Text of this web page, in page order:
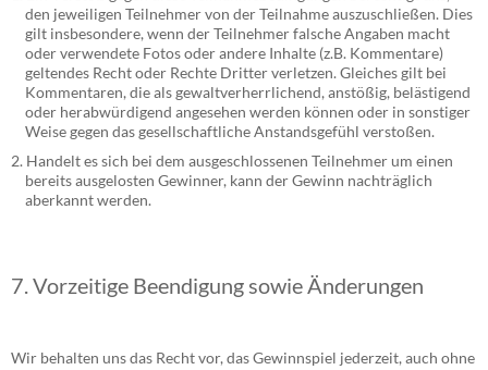
den jeweiligen Teilnehmer von der Teilnahme auszuschließen. Dies
gilt insbesondere, wenn der Teilnehmer falsche Angaben macht
oder verwendete Fotos oder andere Inhalte (z.B. Kommentare)
geltendes Recht oder Rechte Dritter verletzen. Gleiches gilt bei
Kommentaren, die als gewaltverherrlichend, anstößig, belästigend
oder herabwürdigend angesehen werden können oder in sonstiger
Weise gegen das gesellschaftliche Anstandsgefühl verstoßen.
Handelt es sich bei dem ausgeschlossenen Teilnehmer um einen
bereits ausgelosten Gewinner, kann der Gewinn nachträglich
aberkannt werden.
7. Vorzeitige Beendigung sowie Änderungen
Wir behalten uns das Recht vor, das Gewinnspiel jederzeit, auch ohne